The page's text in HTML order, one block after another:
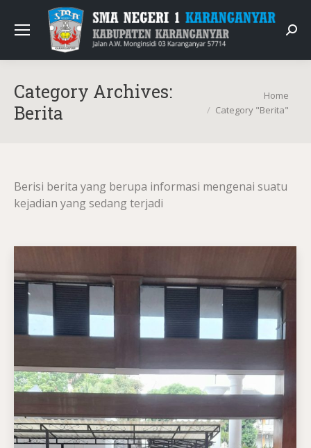
Category Archives:
Berita
Home
Category "Berita"
Berisi berita yang berupa informasi mengenai suatu
kejadian yang sedang terjadi